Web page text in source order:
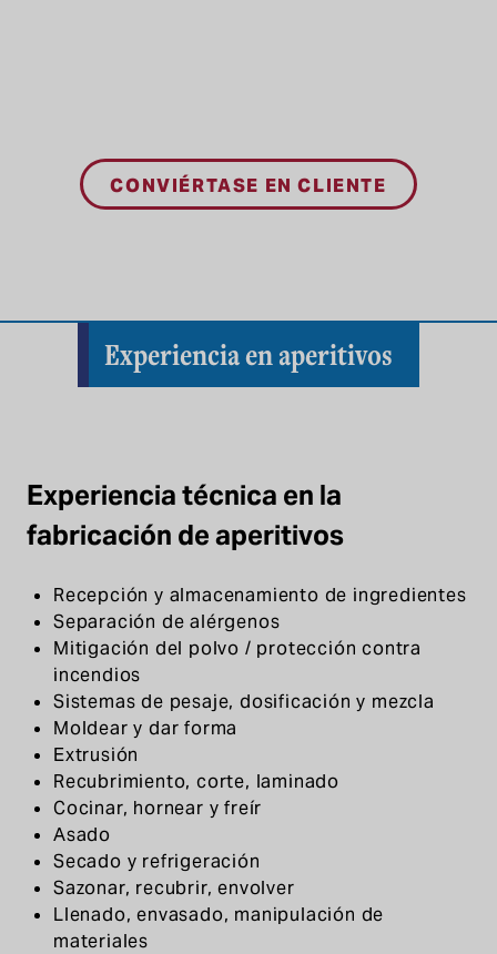
CONVIÉRTASE EN CLIENTE
Experiencia en aperitivos
Experiencia técnica en la
fabricación de aperitivos
Recepción y almacenamiento de ingredientes
Separación de alérgenos
Mitigación del polvo / protección contra
incendios
Sistemas de pesaje, dosificación y mezcla
Moldear y dar forma
Extrusión
Recubrimiento, corte, laminado
Cocinar, hornear y freír
Asado
Secado y refrigeración
Sazonar, recubrir, envolver
Llenado, envasado, manipulación de
materiales